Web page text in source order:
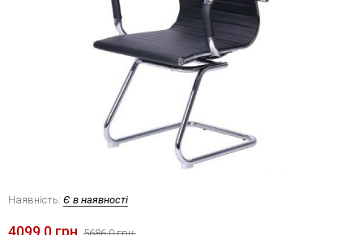
Наявність: Є в наявності
4099.0 грн.